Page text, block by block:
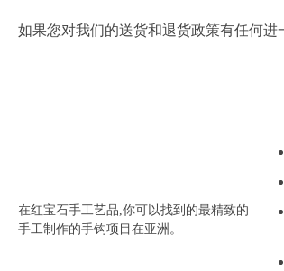
如果您对我们的送货和退货政策有任何
在红宝石手工艺品,你可以找到的最精致的
手工制作的手钩项目在亚洲。